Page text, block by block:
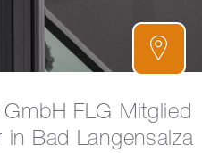
GmbH FLG Mitglied
in Bad Langensalza